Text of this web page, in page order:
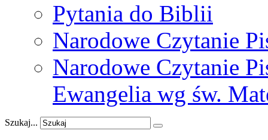
Pytania do Biblii
Narodowe Czytanie
Narodowe Czytanie
Ewangelia wg św.
Szukaj...